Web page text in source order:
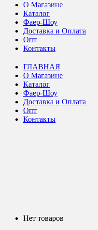
О Магазине
Каталог
Фаер-Шоу
Доставка и Оплата
Опт
Контакты
ГЛАВНАЯ
О Магазине
Каталог
Фаер-Шоу
Доставка и Оплата
Опт
Контакты
Нет товаров